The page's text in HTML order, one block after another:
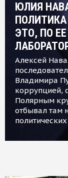
ЮЛИЯ
ЭТО, ПО
Алексей
Владимира
коррупцией,
Полярным
отбывал там